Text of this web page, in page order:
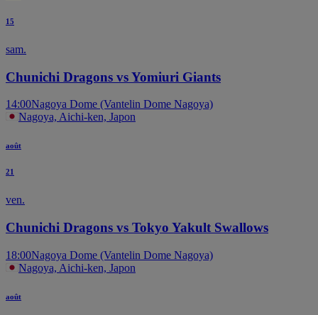
15
sam.
Chunichi Dragons vs Yomiuri Giants
14:00Nagoya Dome (Vantelin Dome Nagoya)
Nagoya, Aichi-ken, Japon
août
21
ven.
Chunichi Dragons vs Tokyo Yakult Swallows
18:00Nagoya Dome (Vantelin Dome Nagoya)
Nagoya, Aichi-ken, Japon
août